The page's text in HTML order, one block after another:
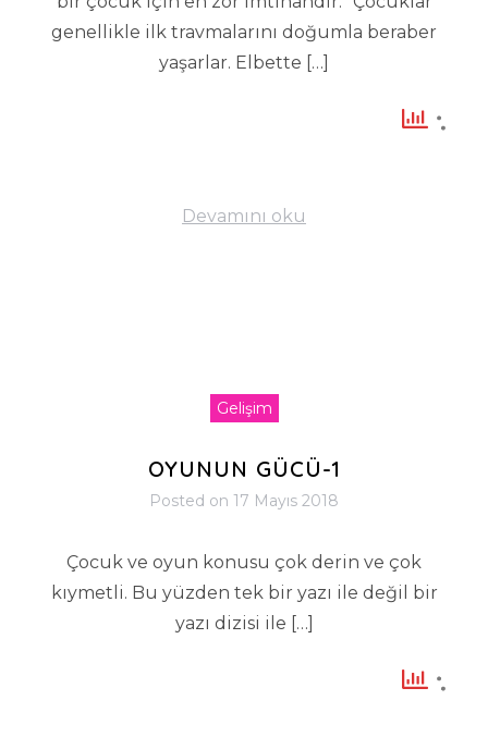
genellikle ilk travmalarını doğumla beraber
yaşarlar. Elbette […]
Devamını oku
Gelişim
OYUNUN GÜCÜ-1
Posted on 17 Mayıs 2018
Çocuk ve oyun konusu çok derin ve çok
kıymetli. Bu yüzden tek bir yazı ile değil bir
yazı dizisi ile […]